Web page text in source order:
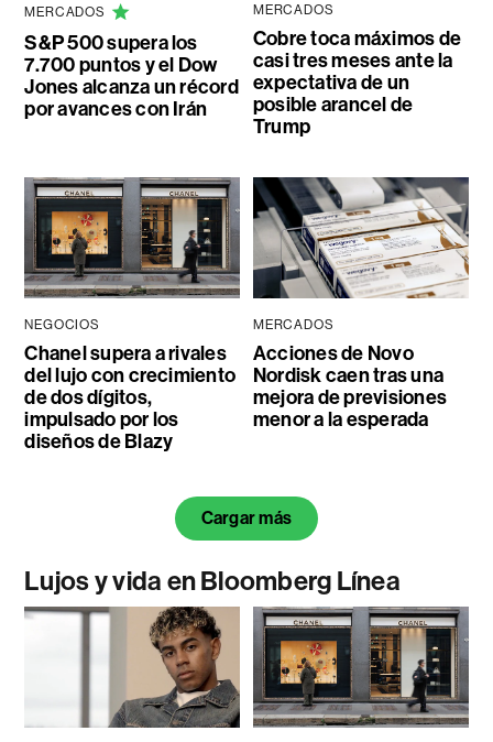
MERCADOS
S&P 500 supera los
7.700 puntos y el Dow
Jones alcanza un récord
por avances con Irán
MERCADOS
Cobre toca máximos de
casi tres meses ante la
expectativa de un
posible arancel de
Trump
NEGOCIOS
Chanel supera a rivales
del lujo con crecimiento
de dos dígitos,
impulsado por los
diseños de Blazy
MERCADOS
Acciones de Novo
Nordisk caen tras una
mejora de previsiones
menor a la esperada
Cargar más
Lujos y vida en Bloomberg Línea